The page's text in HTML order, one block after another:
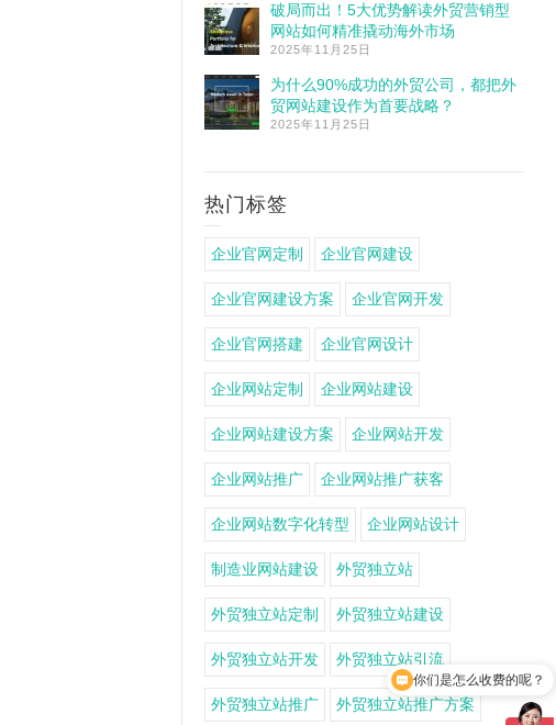
破局而出！5大优势解读外贸营销型
网站如何精准撬动海外市场
2025年11月25日
为什么90%成功的外贸公司，都把外
贸网站建设作为首要战略？
2025年11月25日
热门标签
企业官网定制 企业官网建设
企业官网建设方案 企业官网开发
企业官网搭建 企业官网设计
企业网站定制 企业网站建设
企业网站建设方案 企业网站开发
企业网站推广 企业网站推广获客
企业网站数字化转型 企业网站设计
制造业网站建设 外贸独立站
外贸独立站定制 外贸独立站建设
外贸独立站开发 外贸独立站引流
外贸独立站推广 外贸独立站推广方案
你们是怎么收费的呢？
现在有优惠活动吗？